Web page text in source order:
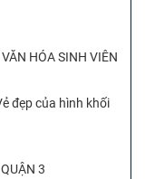
HÓA SINH VIÊN
đẹp của hình khối
3